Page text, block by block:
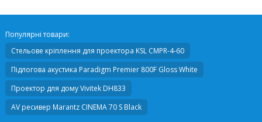
Популярні товари:
Стельове кріплення для проектора KSL CMPR-4-60
Підлогова акустика Paradigm Premier 800F Gloss White
Проектор для домуVivitek DH833
AV ресивер Marantz CINEMA 70 S Black